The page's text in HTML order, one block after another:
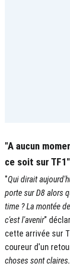
"A aucun
ce soit sur TF1"
"Qui dirait
porte sur D8 alors
time ? La montée
c'est l'avenir"
cette arrivée sur
coureur d'un
choses sont